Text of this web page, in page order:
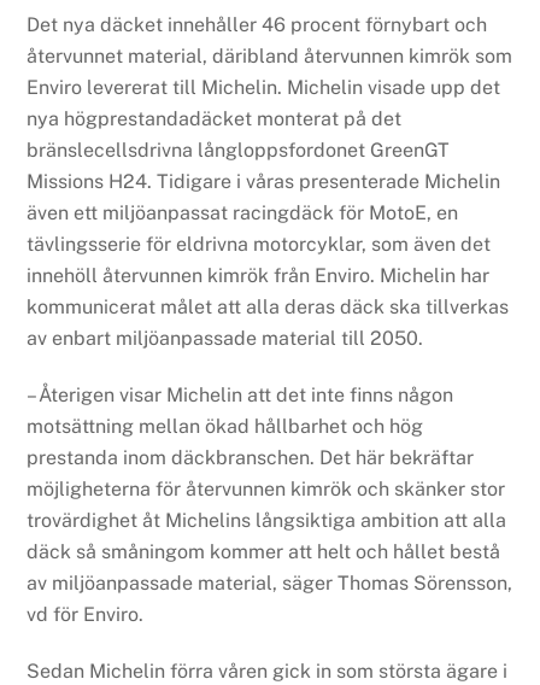
Det nya däcket innehåller 46 procent förnybart och
återvunnet material, däribland återvunnen kimrök som
Enviro levererat till Michelin. Michelin visade upp det
nya högprestandadäcket monterat på det
bränslecellsdrivna långloppsfordonet GreenGT
Missions H24. Tidigare i våras presenterade Michelin
även ett miljöanpassat racingdäck för MotoE, en
tävlingsserie för eldrivna motorcyklar, som även det
innehöll återvunnen kimrök från Enviro. Michelin har
kommunicerat målet att alla deras däck ska tillverkas
av enbart miljöanpassade material till 2050.
– Återigen visar Michelin att det inte finns någon
motsättning mellan ökad hållbarhet och hög
prestanda inom däckbranschen. Det här bekräftar
möjligheterna för återvunnen kimrök och skänker stor
trovärdighet åt Michelins långsiktiga ambition att alla
däck så småningom kommer att helt och hållet bestå
av miljöanpassade material, säger Thomas Sörensson,
vd för Enviro.
Sedan Michelin förra våren gick in som största ägare i